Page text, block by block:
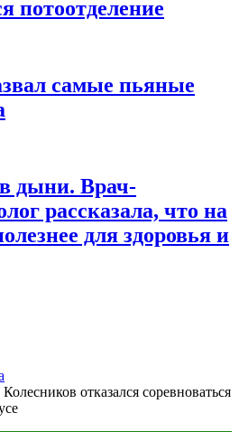
потоотделение
самые пьяные
дыни. Врач-
рассказала, что на
для здоровья и
отказался соревноваться